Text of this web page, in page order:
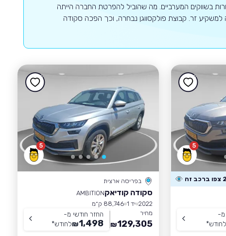
בשווקים המערביים. מה שהוביל להפרטת החברה הייתה
זר. קבוצת פולקסווגן נבחרה, וכך הפכה סקודה
5
זה
מ-
לחודש*
5
בפריסה ארצית
סקודה קודיאקAMBITION
2022 יד 1
88,746 ק״מ
מחיר
129,305
₪
החזר חודשי מ-
1,498
₪לחודש*